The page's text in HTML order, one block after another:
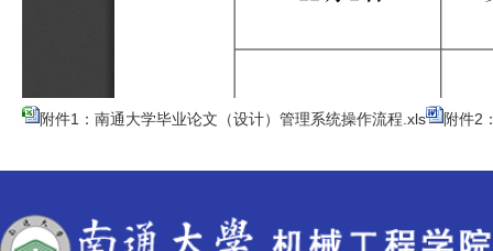
附件1：南通大学毕业论文（设计）管理系统操作流程.xls 附件2